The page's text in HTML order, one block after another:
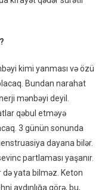
kimi yanması və özü
Bundan narahat
mənbəyi deyil.
qəbul etməyə
3 günün sonunda
dayana bilər.
partlaması yaşanır.
də yata bilməz. Keton
aydınlığa görə, bu,